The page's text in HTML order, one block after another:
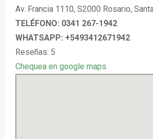
Av. Francia 1110, S2000 Rosario,
TELÉFONO: 0341 267-1942
WHATSAPP: +5493412671942
Reseñas: 5
Chequea en google maps